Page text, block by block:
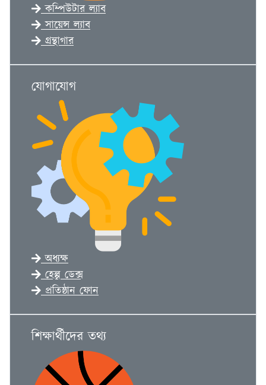
কম্পিউটার ল‍্যাব
সায়েন্স ল‍্যাব
গ্রন্থাগার
যোগাযোগ
অধ্যক্ষ
হেল্প ডেক্স
প্রতিষ্ঠান ফোন
শিক্ষার্থীদের তথ্য